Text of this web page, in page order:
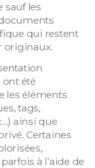
sauf les
qui restent
originaux.
été
les éléments
tags,
ainsi que
Certaines
à l’aide de